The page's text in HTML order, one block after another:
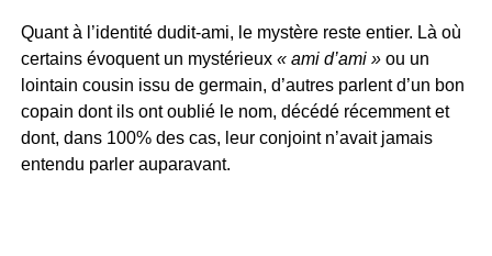
Quant à l’identité dudit-ami, le mystère reste entier. Là où
certains évoquent un mystérieux« ami d’ami »ou un
lointain cousin issu de germain, d’autres parlent d’un bon
copain dont ils ont oublié le nom, décédé récemment et
dont, dans 100% des cas, leur conjoint n’avait jamais
entendu parler auparavant.